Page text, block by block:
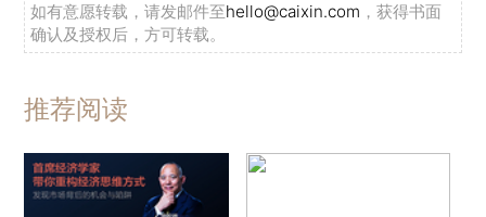
如有意愿转载，请发邮件至hello@caixin.com ，获得书面
确认及授权后，方可转载。
推荐阅读